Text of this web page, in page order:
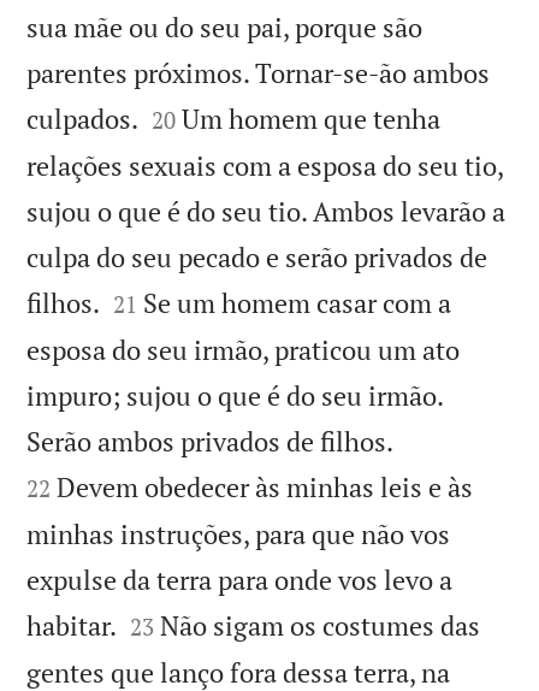
sua mãe ou do seu pai, porque são
parentes próximos. Tornar-se-ão ambos
culpados. 

20 Um homem que tenha
relações sexuais com a esposa do seu tio,
sujou o que é do seu tio. Ambos levarão a
culpa do seu pecado e serão privados de
filhos. 

21 Se um homem casar com a
esposa do seu irmão, praticou um ato
impuro; sujou o que é do seu irmão.
Serão ambos privados de filhos.
22 Devem obedecer às minhas leis e às
minhas instruções, para que não vos
expulse da terra para onde vos levo a
habitar. 

23 Não sigam os costumes das
gentes que lanço fora dessa terra, na